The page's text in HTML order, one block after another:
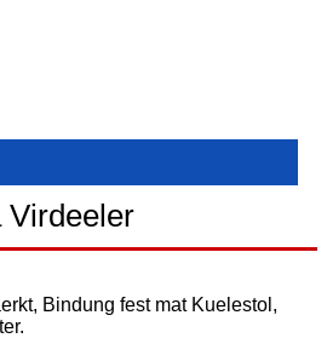
Virdeeler
Bindung fest mat Kuelestol,